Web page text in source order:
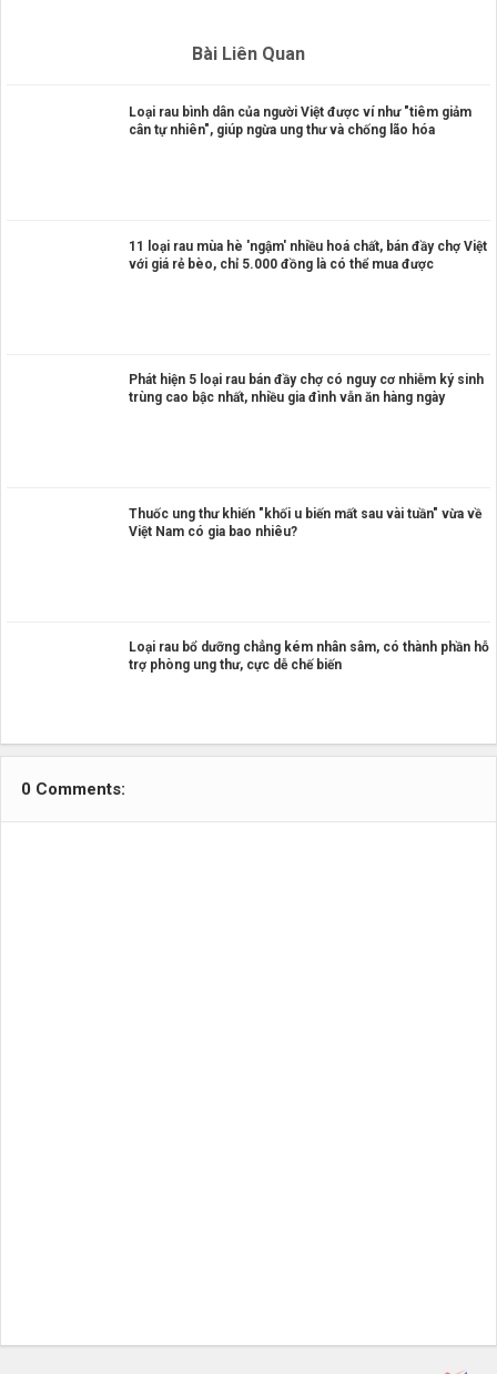
Bài Liên Quan
Loại rau bình dân của người Việt được ví như "tiêm giảm
cân tự nhiên", giúp ngừa ung thư và chống lão hóa
11 loại rau mùa hè 'ngậm' nhiều hoá chất, bán đầy chợ Việt
với giá rẻ bèo, chỉ 5.000 đồng là có thể mua được
Phát hiện 5 loại rau bán đầy chợ có nguy cơ nhiễm ký sinh
trùng cao bậc nhất, nhiều gia đình vẫn ăn hàng ngày
Thuốc ung thư khiến "khối u biến mất sau vài tuần" vừa về
Việt Nam có gia bao nhiêu?
Loại rau bổ dưỡng chẳng kém nhân sâm, có thành phần hỗ
trợ phòng ung thư, cực dễ chế biến
0 Comments: